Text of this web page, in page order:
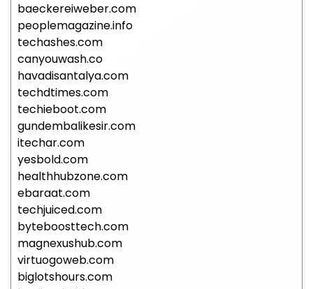
baeckereiweber.com
peoplemagazine.info
techashes.com
canyouwash.co
havadisantalya.com
techdtimes.com
techieboot.com
gundembalikesir.com
itechar.com
yesbold.com
healthhubzone.com
ebaraat.com
techjuiced.com
byteboosttech.com
magnexushub.com
virtuogoweb.com
biglotshours.com